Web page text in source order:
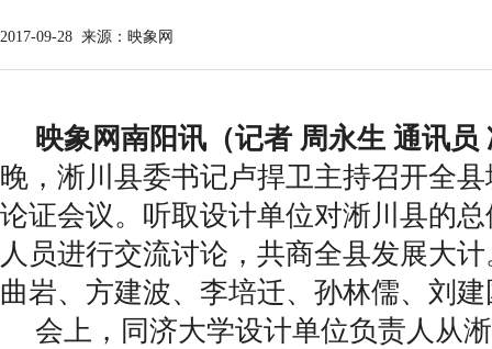
2017-09-28 来源：映象网
映象网南阳讯（记者 周永生 通讯员
晚，淅川县委书记卢捍卫主持召开全
论证会议。听取设计单位对淅川县的
人员进行交流讨论，共商全县发展大
曲岩、方建波、李培迁、孙林儒、刘
会上，同济大学设计单位负责人从